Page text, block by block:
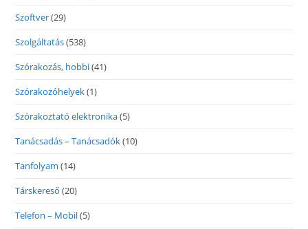
Szoftver(29)
Szolgáltatás(538)
Szórakozás, hobbi(41)
Szórakozóhelyek(1)
Szórakoztató elektronika(5)
Tanácsadás – Tanácsadók(10)
Tanfolyam (14)
Társkereső (20)
Telefon – Mobil(5)